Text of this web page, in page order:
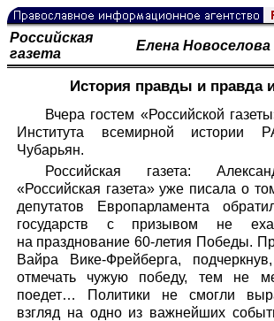
Российская
газета
Елена Новоселова
История правды и правда
Вчера гостем «Российской
Института всемирной истории
Чубарьян.
Российская газета:
«Российская газета» уже писала о
депутатов Европарламента
государств с призывом не
на празднование 60-летия Победы.
Вайра Вике-Фрейберга,
отмечать чужую победу, тем не
поедет… Политики не смогли
взгляд на одно из важнейших